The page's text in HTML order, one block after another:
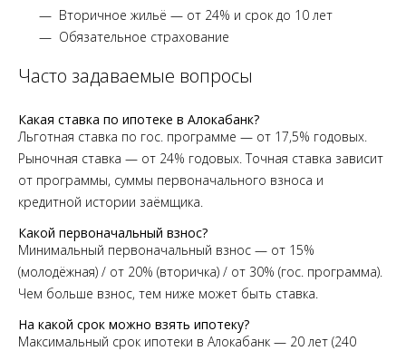
Вторичное жильё — от 24% и срок до 10 лет
Обязательное страхование
Часто задаваемые вопросы
Какая ставка по ипотеке в Алокабанк?
Льготная ставка по гос. программе — от 17,5% годовых.
Рыночная ставка — от 24% годовых. Точная ставка зависит
от программы, суммы первоначального взноса и
кредитной истории заёмщика.
Какой первоначальный взнос?
Минимальный первоначальный взнос — от 15%
(молодёжная) / от 20% (вторичка) / от 30% (гос. программа).
Чем больше взнос, тем ниже может быть ставка.
На какой срок можно взять ипотеку?
Максимальный срок ипотеки в Алокабанк — 20 лет (240